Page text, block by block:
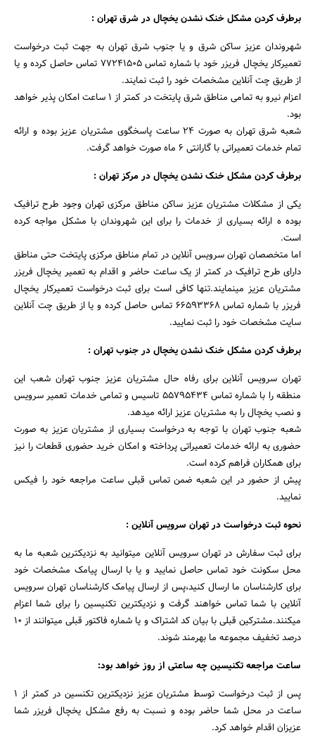
برطرف کردن مشکل خنک نشدن یخچال در شرق تهران :
شهروندان عزیز ساکن شرق و یا جنوب شرق تهران به جهت ثبت درخواست
تعمیرکار یخچال فریزر خود با شماره تماس ۷۷۲۴۱۵۰۵ تماس حاصل کرده و یا
از طریق چت آنلاین مشخصات خود را ثبت نمایند.
اعزام نیرو به تمامی مناطق شرق پایتخت در کمتر از ۱ ساعت امکان پذیر خواهد
بود.
شعبه شرق تهران به صورت ۲۴ ساعت پاسخگوی مشتریان عزیز بوده و ارائه
تمام خدمات تعمیراتی با گارانتی ۶ ماه صورت خواهد گرفت.
برطرف کردن مشکل خنک نشدن یخچال در مرکز تهران :
یکی از مشکلات مشتریان عزیز ساکن مناطق مرکزی تهران وجود طرح ترافیک
بوده ه ارائه بسیاری از خدمات را برای این شهروندان با مشکل مواجه کرده
است.
اما متخصصان تهران سرویس آنلاین در تمام مناطق مرکزی پایتخت حتی مناطق
دارای طرح ترافیک در کمتر از یک ساعت حاضر و اقدام به تعمیر یخچال فریزر
مشتریان عزیز مینمایند.تنها کافی است برای ثبت درخواست تعمیرکار یخچال
فریزر با شماره تماس ۶۶۵۹۳۳۶۸ تماس حاصل کرده و یا از طریق چت آنلاین
سایت مشخصات خود را ثبت نمایید.
برطرف کردن مشکل خنک نشدن یخچال در جنوب تهران :
تهران سرویس آنلاین برای رفاه حال مشتریان عزیز جنوب تهران شعب این
منطقه را با شماره تماس ۵۵۷۹۵۴۳۴ تاسیس و تمامی خدمات تعمیر سرویس
و نصب یخچال را به مشتریان عزیز ارائه میدهد.
شعبه جنوب تهران با توجه به درخواست بسیاری از مشتریان عزیز به صورت
حضوری به ارائه خدمات تعمیراتی پرداخته و امکان خرید حضوری قطعات را نیز
برای همکاران فراهم کرده است.
پیش از حضور در این شعبه ضمن تماس قبلی ساعت مراجعه خود را فیکس
نمایید.
نحوه ثبت درخواست در تهران سرویس آنلاین :
برای ثبت سفارش در تهران سرویس آنلاین میتوانید به نزدیکترین شعبه ما به
محل سکونت خود تماس حاصل نمایید و یا با ارسال پیامک مشخصات خود
برای کارشناسان ما ارسال کنید،پس از ارسال پیامک کارشناسان تهران سرویس
آنلاین با شما تماس خواهند گرفت و نزدیکترین تکنیسین را برای شما اعزام
میکنند.مشترکین قبلی با بیان کد اشتراک و یا شماره فاکتور قبلی میتوانند از ۱۰
درصد تخفیف مجموعه ما بهرمند شوند.
ساعت مراجعه تکنیسین چه ساعتی از روز خواهد بود:
پس از ثبت درخواست توسط مشتریان عزیز نزدیکترین تکنسین در کمتر از ۱
ساعت در محل شما حاضر بوده و نسبت به رفع مشکل یخچال فریزر شما
عزیزان اقدام خواهد کرد.